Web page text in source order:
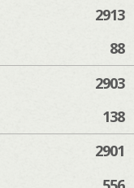
2913
88
2903
138
2901